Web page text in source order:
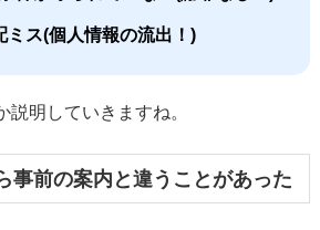
ミス(個人情報の流出！)
明していきますね。
事前の案内と違うことがあった